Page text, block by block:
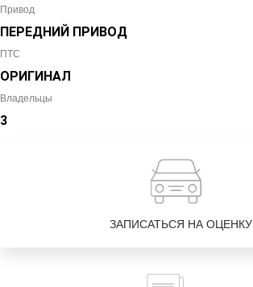
Привод
ПЕРЕДНИЙ ПРИВОД
ПТС
ОРИГИНАЛ
Владельцы
3
ЗАПИСАТЬСЯ НА ОЦЕНКУ